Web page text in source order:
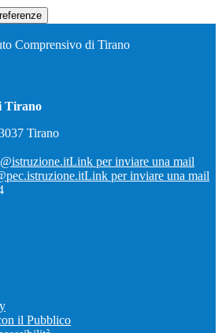
Comprensivo di Tirano
Tirano
Tirano
Link per inviare una mail
Link per inviare una mail
il Pubblico